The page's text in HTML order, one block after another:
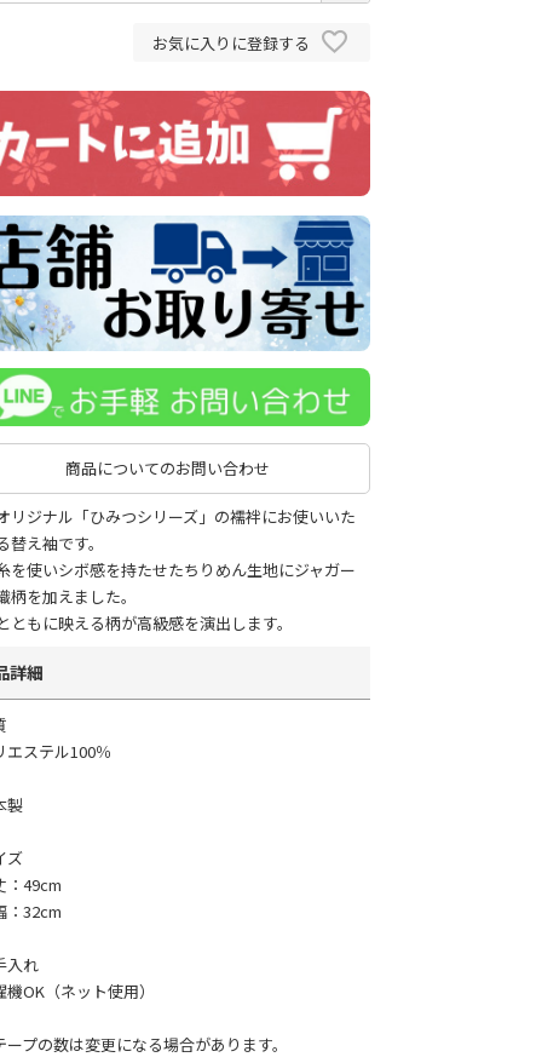
お気に入りに登録する
商品についてのお問い合わせ
リジナル「ひみつシリーズ」の襦袢にお使いいた
替え袖です。
を使いシボ感を持たせたちりめん生地にジャガー
柄を加えました。
ともに映える柄が高級感を演出します。
詳細
エステル100％
製
ズ
：49cm
：32cm
入れ
機OK（ネット使用）
ープの数は変更になる場合があります。